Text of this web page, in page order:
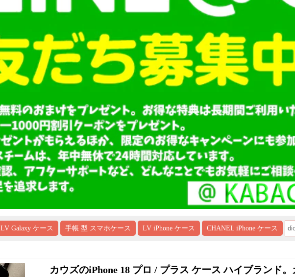
LV Galaxy ケース 手帳 型 スマホケース LV iPhone ケース CHANEL iPhone ケース
カウズのiPhone 18 プロ / プラス ケース ハイブランド